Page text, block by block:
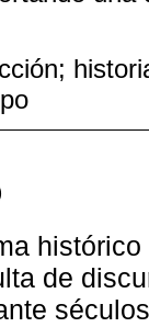
de